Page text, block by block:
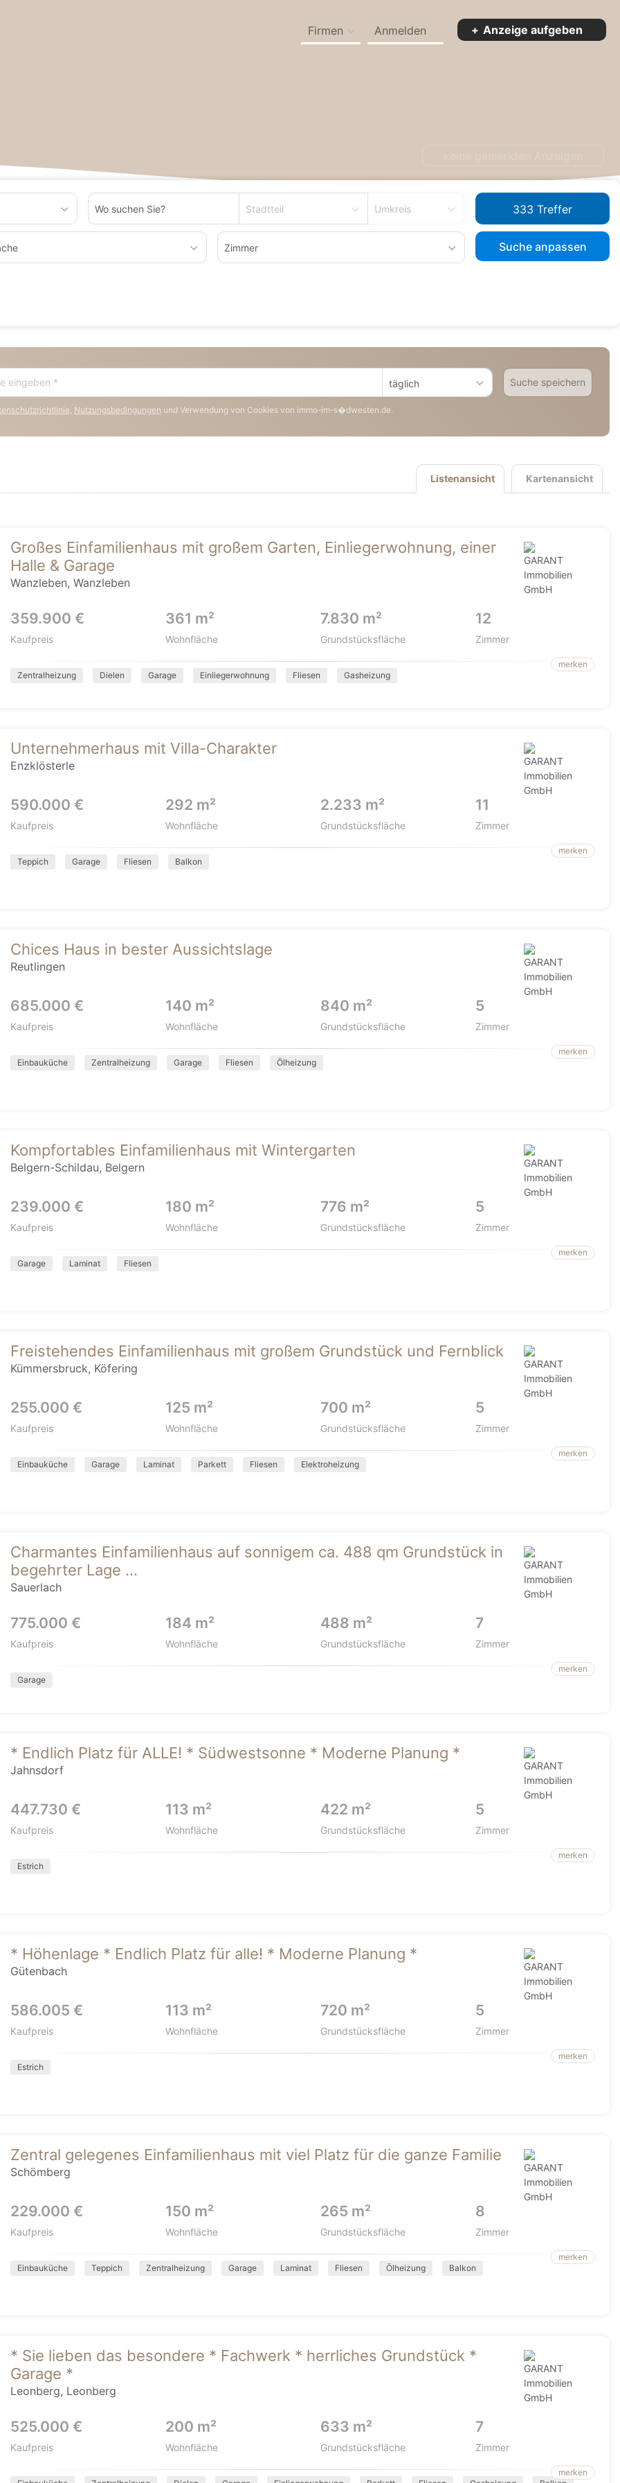
Firmen Anmelden Anzeige aufgeben
Stadtteil Umkreis
Zimmer Suche anpassen
täglich Suche speichern
, Nutzungsbedingungen und Verwendung von Cookies von immo-im-s�dwesten.de.
Kartenansicht
Listenansicht
Großes Einfamilienhaus mit großem Garten, Einliegerwohnung, einer
Halle & Garage
Wanzleben, Wanzleben
359.900 €
Kaufpreis
361 m²
Wohnfläche
7.830 m²
Grundstücksfläche
12
Zimmer
merken
Zentralheizung
Dielen Garage Einliegerwohnung Fliesen Gasheizung
Unternehmerhaus mit Villa-Charakter
Enzklösterle
590.000 €
Kaufpreis
292 m²
Wohnfläche
2.233 m²
Grundstücksfläche
11
Zimmer
merken
Teppich
Garage Fliesen Balkon
Chices Haus in bester Aussichtslage
Reutlingen
685.000 €
Kaufpreis
140 m²
Wohnfläche
840 m²
Grundstücksfläche
5
Zimmer
merken
Einbauküche
Zentralheizung Garage Fliesen Ölheizung
Kompfortables Einfamilienhaus mit Wintergarten
Belgern-Schildau, Belgern
239.000 €
Kaufpreis
180 m²
Wohnfläche
776 m²
Grundstücksfläche
5
Zimmer
merken
Garage
Laminat Fliesen
Freistehendes Einfamilienhaus mit großem Grundstück und Fernblick
Kümmersbruck, Köfering
255.000 €
Kaufpreis
125 m²
Wohnfläche
700 m²
Grundstücksfläche
5
Zimmer
merken
Einbauküche
Garage Laminat Parkett Fliesen Elektroheizung
Charmantes Einfamilienhaus auf sonnigem ca. 488 qm Grundstück in
begehrter Lage ...
Sauerlach
775.000 €
Kaufpreis
184 m²
Wohnfläche
488 m²
Grundstücksfläche
7
Zimmer
merken
Garage
* Endlich Platz für ALLE! * Südwestsonne * Moderne Planung *
Jahnsdorf
447.730 €
Kaufpreis
113 m²
Wohnfläche
422 m²
Grundstücksfläche
5
Zimmer
merken
Estrich
* Höhenlage * Endlich Platz für alle! * Moderne Planung *
Gütenbach
586.005 €
Kaufpreis
113 m²
Wohnfläche
720 m²
Grundstücksfläche
5
Zimmer
merken
Estrich
Zentral gelegenes Einfamilienhaus mit viel Platz für die ganze Familie
Schömberg
229.000 €
Kaufpreis
150 m²
Wohnfläche
265 m²
Grundstücksfläche
8
Zimmer
merken
Einbauküche
Teppich Zentralheizung Garage Laminat Fliesen Ölheizung Balkon
* Sie lieben das besondere * Fachwerk * herrliches Grundstück *
Garage *
Leonberg, Leonberg
525.000 €
Kaufpreis
200 m²
Wohnfläche
633 m²
Grundstücksfläche
7
Zimmer
merken